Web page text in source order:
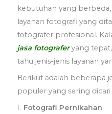
kebutuhan yang
layanan fotografi yang
fotografer profesional.
jasa fotograferyang
tahu jenis-jenis layanan
Berikut adalah beberapa
populer yang sering dicari
1. Fotografi Pernikahan